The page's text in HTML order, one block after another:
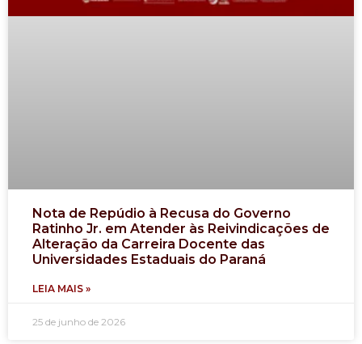
Nota de Repúdio à Recusa do Governo
Ratinho Jr. em Atender às Reivindicações de
Alteração da Carreira Docente das
Universidades Estaduais do Paraná
LEIA MAIS »
25 de junho de 2026